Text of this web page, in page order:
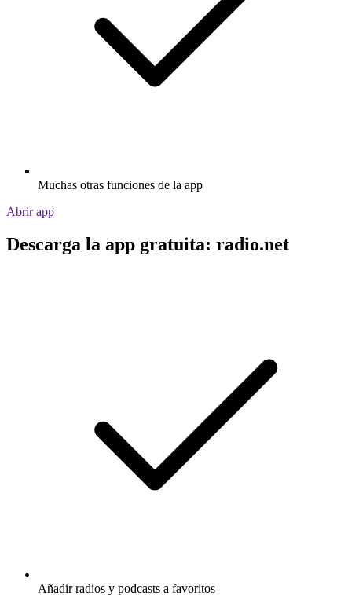
Muchas otras funciones de la app
Abrir app
Descarga la app gratuita: radio.net
Añadir radios y podcasts a favoritos